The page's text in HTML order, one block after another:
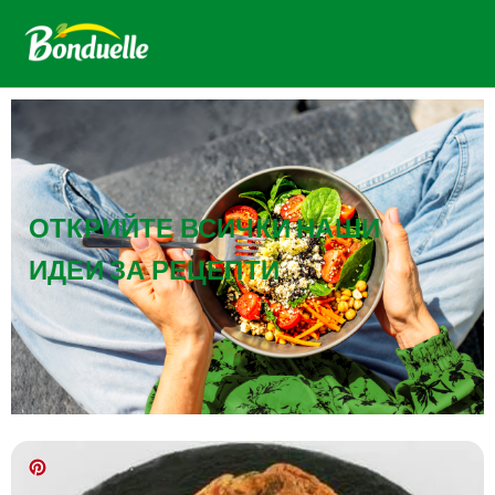
ОТКРИЙТЕ ВСИЧКИ НАШИ
ИДЕИ ЗА РЕЦЕПТИ